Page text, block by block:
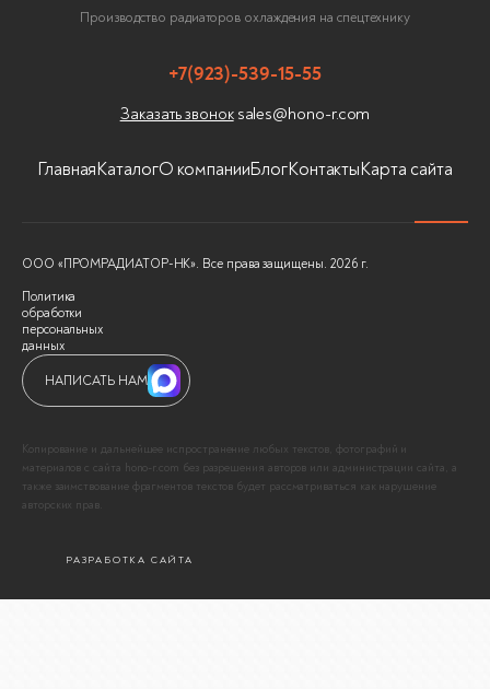
Производство радиаторов охлаждения на спецтехнику
ГлавнаяКаталогО компанииБлогКонтактыКарта сайта
+7(923)-539-15-55
Заказать звонок sales@hono-r.com
ООО «ПРОМРАДИАТОР-НК». Все права защищены. 2026 г.
Политика
обработки
персональных
данных
НАПИСАТЬ НАМ
Копирование и дальнейшее испространение любых текстов, фотографий и
материалов с сайта hono-r.com без разрешения авторов или администрации сайта, а
также заимствование фрагментов текстов будет рассматриваться как нарушение
авторских прав.
РАЗРАБОТКА САЙТА